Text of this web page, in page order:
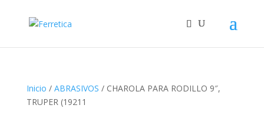
Inicio / ABRASIVOS / CHAROLA PARA RODILLO 9″,
TRUPER (19211